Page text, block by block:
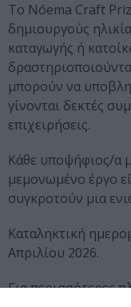
Το Nóema Craft
δημιουργούς
καταγωγής ή
μπορούν να
γίνονται δεκτές
επιχειρήσεις.
Κάθε υποψήφιος/α
μεμονωμένο έργο
συγκροτούν μια
Καταληκτική
Απριλίου 2026.
Για περισσότερες